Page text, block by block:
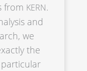
from KERN.
and
we
the